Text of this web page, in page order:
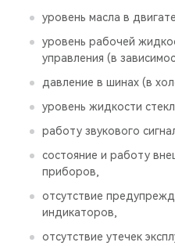
уровень масла в
уровень рабочей
управления (в
давление в шинах (в
уровень жидкости
работу звукового
состояние и работу
приборов,
отсутствие
индикаторов,
отсутствие утечек